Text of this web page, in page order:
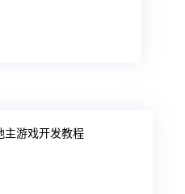
主游戏开发教程